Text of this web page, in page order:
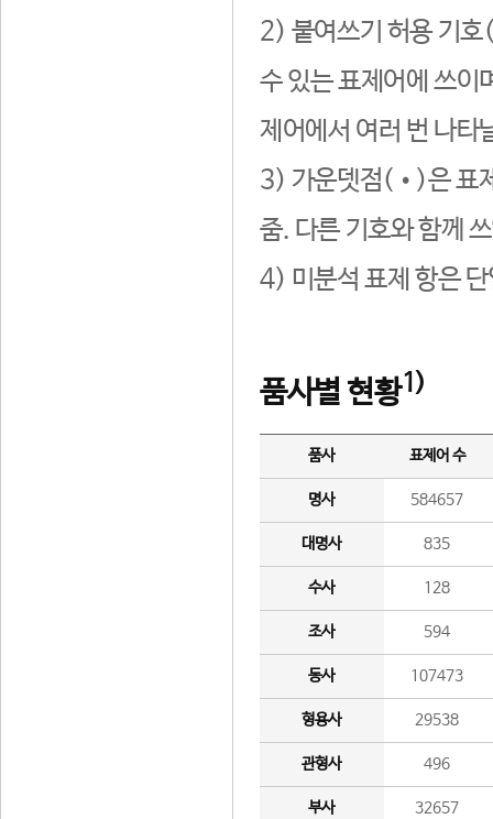
2) 붙여쓰기 허용 기호
수 있는 표제어에 쓰이
제어에서 여러 번 나타
3) 가운뎃점(•)은 표
줌. 다른 기호와 함께
4) 미분석 표제 항은
품사별 현황1)
품사 표제어 수
명사 584657
대명사 835
수사 128
조사 594
동사 107473
형용사 29538
관형사 496
부사 32657